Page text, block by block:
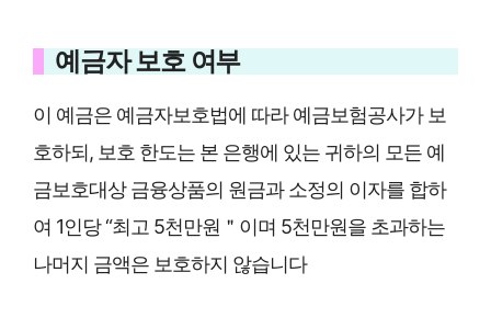
예금자 보호 여부
이 예금은 예금자보호법에 따라 예금보험공사가 보
호하되, 보호 한도는 본 은행에 있는 귀하의 모든 예
금보호대상 금융상품의 원금과 소정의 이자를 합하
여 1인당 “최고 5천만원＂이며 5천만원을 초과하는
나머지 금액은 보호하지 않습니다